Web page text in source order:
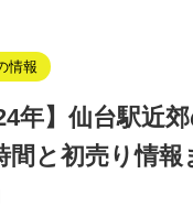
情報
年】仙台駅近
間と初売り情報